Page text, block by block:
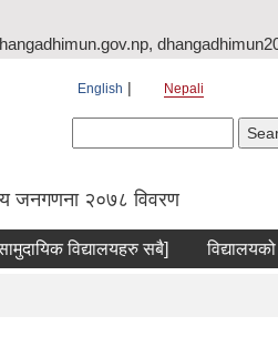
English Nepali
जनगणना २०७८ विवरण
विद्यालयहरु सबै] विद्यालयको